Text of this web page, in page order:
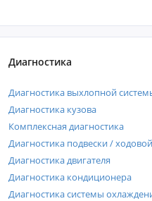
Диагностика
Диагностика выхлопной
Диагностика кузова
Комплексная диагностика
Диагностика подвески / ходовой
Диагностика двигателя
Диагностика кондиционера
Диагностика системы